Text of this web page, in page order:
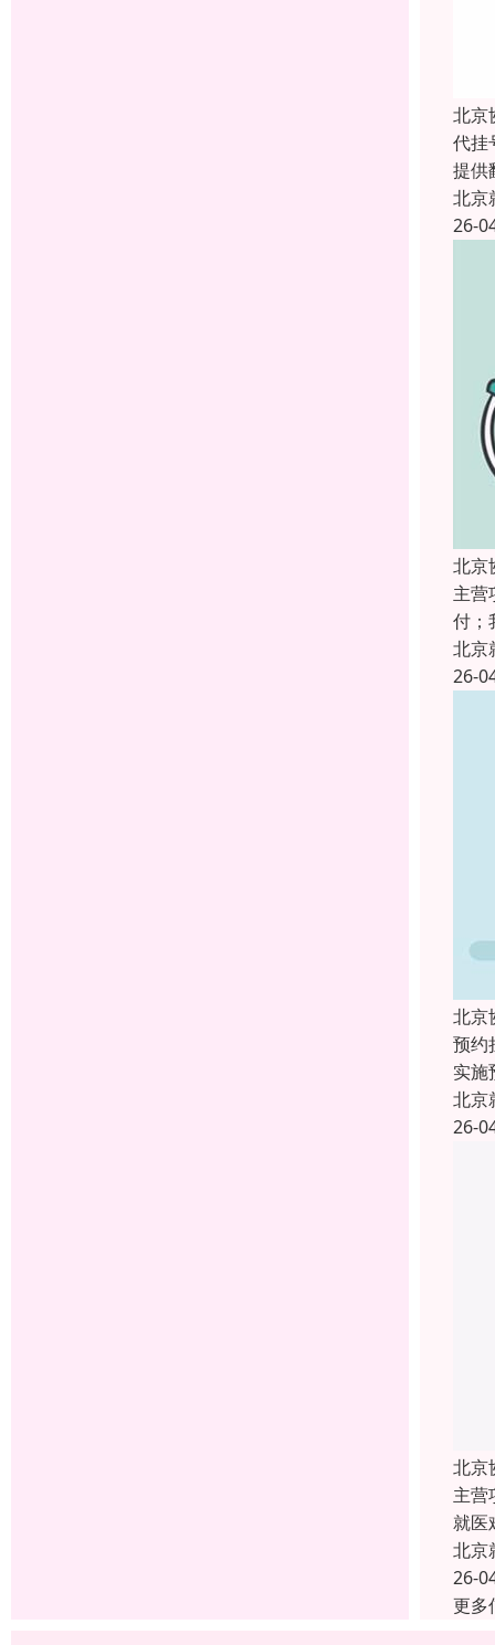
北京
代挂
提供
北京
26-
北京
主营
付；
北京
26-
北京
预约
实施
北京
26-
北京
主营
就医
北京
26-
更多